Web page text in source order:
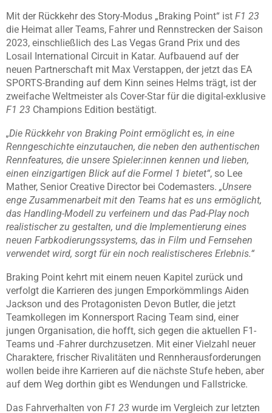
Mit der Rückkehr des Story-Modus „Braking Point“ ist F1 23
die Heimat aller Teams, Fahrer und Rennstrecken der Saison
2023, einschließlich des Las Vegas Grand Prix und des
Losail International Circuit in Katar. Aufbauend auf der
neuen Partnerschaft mit Max Verstappen, der jetzt das EA
SPORTS-Branding auf dem Kinn seines Helms trägt, ist der
zweifache Weltmeister als Cover-Star für die digital-exklusive
F1 23 Champions Edition bestätigt.
„Die Rückkehr von Braking Point ermöglicht es, in eine
Renngeschichte einzutauchen, die neben den authentischen
Rennfeatures, die unsere Spieler:innen kennen und lieben,
einen einzigartigen Blick auf die Formel 1 bietet“, so Lee
Mather, Senior Creative Director bei Codemasters. „Unsere
enge Zusammenarbeit mit den Teams hat es uns ermöglicht,
das Handling-Modell zu verfeinern und das Pad-Play noch
realistischer zu gestalten, und die Implementierung eines
neuen Farbkodierungssystems, das in Film und Fernsehen
verwendet wird, sorgt für ein noch realistischeres Erlebnis.“
Braking Point kehrt mit einem neuen Kapitel zurück und
verfolgt die Karrieren des jungen Emporkömmlings Aiden
Jackson und des Protagonisten Devon Butler, die jetzt
Teamkollegen im Konnersport Racing Team sind, einer
jungen Organisation, die hofft, sich gegen die aktuellen F1-
Teams und -Fahrer durchzusetzen. Mit einer Vielzahl neuer
Charaktere, frischer Rivalitäten und Rennherausforderungen
wollen beide ihre Karrieren auf die nächste Stufe heben, aber
auf dem Weg dorthin gibt es Wendungen und Fallstricke.
Das Fahrverhalten von F1 23 wurde im Vergleich zur letzten